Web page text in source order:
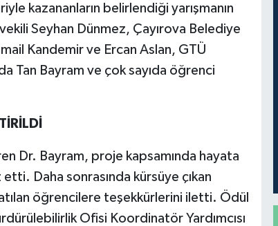
kazananların belirlendiği yarışmanın
Seyhan Dünmez, Çayırova Belediye
Kandemir ve Ercan Aslan, GTÜ
Tan Bayram ve çok sayıda öğrenci
Dr. Bayram, proje kapsamında hayata
Daha sonrasında kürsüye çıkan
öğrencilere teşekkürlerini iletti. Ödül
Ofisi Koordinatör Yardımcısı